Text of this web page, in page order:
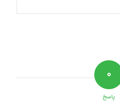
۰
پاسخ